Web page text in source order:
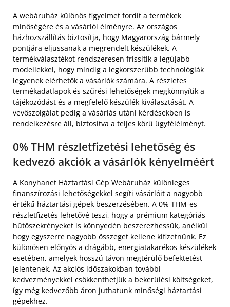
A webáruház különös figyelmet fordít a termékek
minőségére és a vásárlói élményre. Az országos
házhozszállítás biztosítja, hogy Magyarország bármely
pontjára eljussanak a megrendelt készülékek. A
termékválasztékot rendszeresen frissítik a legújabb
modellekkel, hogy mindig a legkorszerűbb technológiák
legyenek elérhetők a vásárlók számára. A részletes
termékadatlapok és szűrési lehetőségek megkönnyítik a
tájékozódást és a megfelelő készülék kiválasztását. A
vevőszolgálat pedig a vásárlás utáni kérdésekben is
rendelkezésre áll, biztosítva a teljes körű ügyfélélményt.
0% THM részletfizetési lehetőség és
kedvező akciók a vásárlók kényelméért
A Konyhanet Háztartási Gép Webáruház különleges
finanszírozási lehetőségekkel segíti vásárlóit a nagyobb
értékű háztartási gépek beszerzésében. A 0% THM-es
részletfizetés lehetővé teszi, hogy a prémium kategóriás
hűtőszekrényeket is könnyedén beszerezhessük, anélkül
hogy egyszerre nagyobb összeget kellene kifizetnünk. Ez
különösen előnyös a drágább, energiatakarékos készülékek
esetében, amelyek hosszú távon megtérülő befektetést
jelentenek. Az akciós időszakokban további
kedvezményekkel csökkenthetjük a bekerülési költségeket,
így még kedvezőbb áron juthatunk minőségi háztartási
gépekhez.